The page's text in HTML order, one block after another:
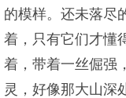
的模样。还未落尽
着，只有它们才懂
着，带着一丝倔强
灵，好像那大山深